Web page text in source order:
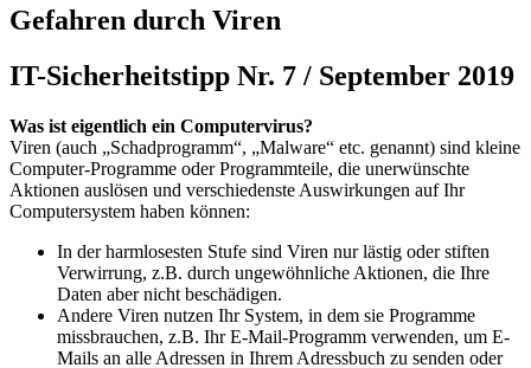
Gefahren durch Viren
IT-Sicherheitstipp Nr. 7 / September 2019
Was ist eigentlich ein Computervirus?
Viren (auch „Schadprogramm“, „Malware“ etc. genannt) sind kleine
Computer-Programme oder Programmteile, die unerwünschte
Aktionen auslösen und verschiedenste Auswirkungen auf Ihr
Computersystem haben können:
In der harmlosesten Stufe sind Viren nur lästig oder stiften
Verwirrung, z.B. durch ungewöhnliche Aktionen, die Ihre
Daten aber nicht beschädigen.
Andere Viren nutzen Ihr System, in dem sie Programme
missbrauchen, z.B. Ihr E-Mail-Programm verwenden, um E-
Mails an alle Adressen in Ihrem Adressbuch zu senden oder